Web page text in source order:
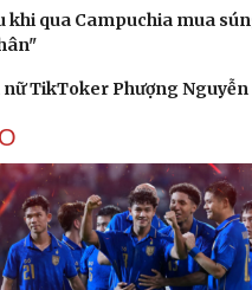
khi qua Campuchia mua
TikToker Phượng Nguyễn